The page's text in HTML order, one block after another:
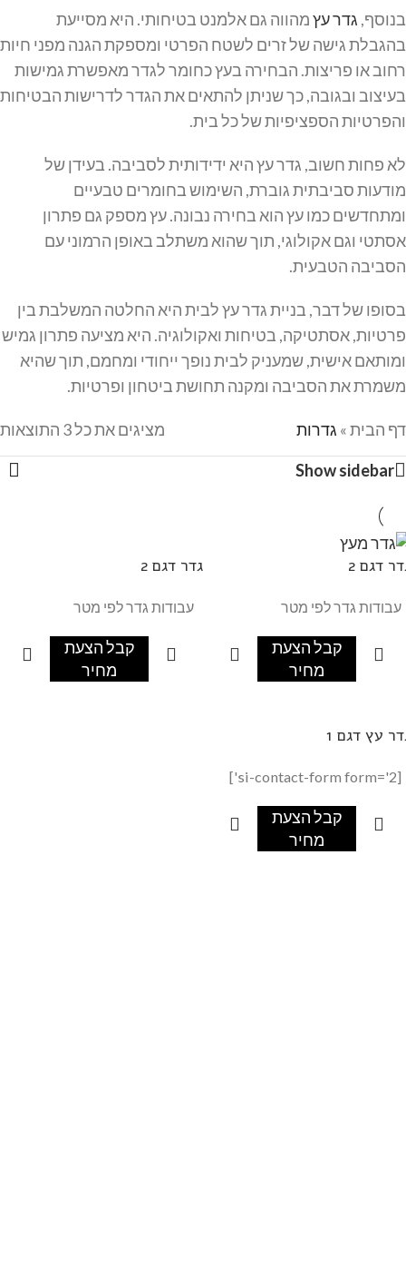
בנוסף, גדר עץמהווה גם אלמנט בטיחותי. היא מסייעת
בהגבלת גישה של זרים לשטח הפרטי ומספקת הגנה מפני חיות
רחוב או פריצות. הבחירה בעץ כחומר לגדר מאפשרת גמישות
בעיצוב ובגובה, כך שניתן להתאים את הגדר לדרישות הבטיחות
והפרטיות הספציפיות של כל בית.
לא פחות חשוב, גדר עץ היא ידידותית לסביבה. בעידן של
מודעות סביבתית גוברת, השימוש בחומרים טבעיים
ומתחדשים כמו עץ הוא בחירה נבונה. עץ מספק גם פתרון
אסתטי וגם אקולוגי, תוך שהוא משתלב באופן הרמוני עם
הסביבה הטבעית.
בסופו של דבר, בניית גדר עץ לבית היא החלטה המשלבת בין
פרטיות, אסתטיקה, בטיחות ואקולוגיה. היא מציעה פתרון גמיש
ומותאם אישית, שמעניק לבית נופך ייחודי ומחמם, תוך שהיא
משמרת את הסביבה ומקנה תחושת ביטחון ופרטיות.
דף הבית» גדרות מציגים את כל ⁦3⁩ התוצאות
Show sidebar
דגם 2
עבודות גדר לפי מטר
קבל הצעת
מחיר
גדר דגם 2
עבודות גדר לפי מטר
קבל הצעת
מחיר
עץ דגם 1
[si-contact-form form='2']
קבל הצעת
מחיר